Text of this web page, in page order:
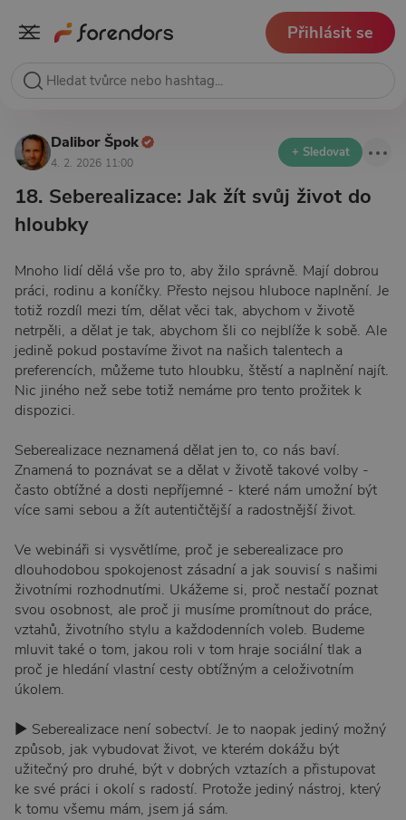
Přihlásit se
Dalibor Špok
4. 2. 2026 11:00
+ Sledovat
18. Seberealizace: Jak žít svůj život do
hloubky
Mnoho lidí dělá vše pro to, aby žilo správně. Mají dobrou
práci, rodinu a koníčky. Přesto nejsou hluboce naplnění. Je
totiž rozdíl mezi tím, dělat věci tak, abychom v životě
netrpěli, a dělat je tak, abychom šli co nejblíže k sobě. Ale
jedině pokud postavíme život na našich talentech a
preferencích, můžeme tuto hloubku, štěstí a naplnění najít.
Nic jiného než sebe totiž nemáme pro tento prožitek k
dispozici.
Seberealizace neznamená dělat jen to, co nás baví.
Znamená to poznávat se a dělat v životě takové volby -
často obtížné a dosti nepříjemné - které nám umožní být
více sami sebou a žít autentičtější a radostnější život.
Ve webináři si vysvětlíme, proč je seberealizace pro
dlouhodobou spokojenost zásadní a jak souvisí s našimi
životními rozhodnutími. Ukážeme si, proč nestačí poznat
svou osobnost, ale proč ji musíme promítnout do práce,
vztahů, životního stylu a každodenních voleb. Budeme
mluvit také o tom, jakou roli v tom hraje sociální tlak a
proč je hledání vlastní cesty obtížným a celoživotním
úkolem.
▶︎ Seberealizace není sobectví. Je to naopak jediný možný
způsob, jak vybudovat život, ve kterém dokážu být
užitečný pro druhé, být v dobrých vztazích a přistupovat
ke své práci i okolí s radostí. Protože jediný nástroj, který
k tomu všemu mám, jsem já sám.